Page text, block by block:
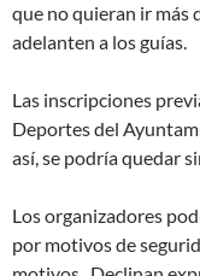
que no quieran ir más
adelanten a los guías.
Las inscripciones
Deportes del
así, se podría quedar
Los organizadores
por motivos de